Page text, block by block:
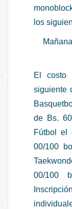
los
El costo
siguiente
de Bs.
Fútbol el
00/100
00/100